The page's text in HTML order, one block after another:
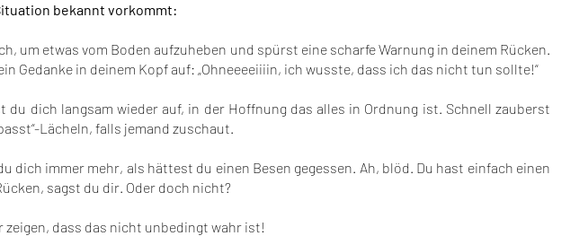
bekannt vorkommt:
um etwas vom Boden aufzuheben und spürst eine scharfe Warnung in deinem Rücken.
Gedanke in deinem Kopf auf: „Ohneeeeiiiin, ich wusste, dass ich das nicht tun sollte!“
du dich langsam wieder auf, in der Hoffnung das alles in Ordnung ist. Schnell zauberst
Lächeln, falls jemand zuschaut.
dich immer mehr, als hättest du einen Besen gegessen. Ah, blöd. Du hast einfach einen
sagst du dir. Oder doch nicht?
zeigen, dass das nicht unbedingt wahr ist!